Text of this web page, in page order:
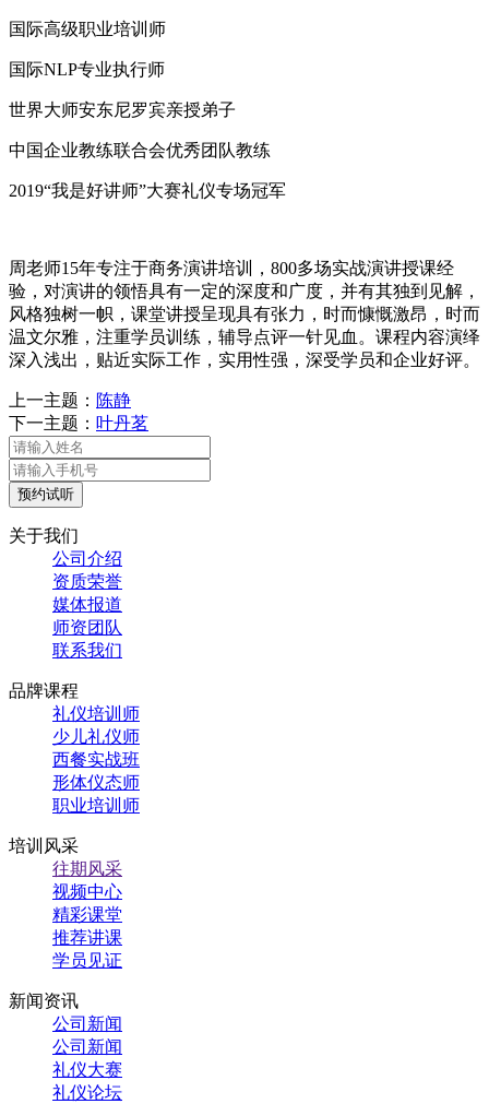
国际高级职业培训师
国际NLP专业执⾏师
世界大师安东尼罗宾亲授弟子
中国企业教练联合会优秀团队教练
2019“我是好讲师”大赛礼仪专场冠军
周老师15年专注于商务演讲培训，800多场实战演讲授课经
验，对演讲的领悟具有一定的深度和广度，并有其独到见解，
风格独树一帜，课堂讲授呈现具有张力，时而慷慨激昂，时而
温文尔雅，注重学员训练，辅导点评一针见血。课程内容演绎
深入浅出，贴近实际工作，实用性强，深受学员和企业好评。
上一主题： 陈静
下一主题： 叶丹茗
预约试听
关于我们
公司介绍
资质荣誉
媒体报道
师资团队
联系我们
品牌课程
礼仪培训师
少儿礼仪师
西餐实战班
形体仪态师
职业培训师
培训风采
往期风采
视频中心
精彩课堂
推荐讲课
学员见证
新闻资讯
公司新闻
公司新闻
礼仪大赛
礼仪论坛